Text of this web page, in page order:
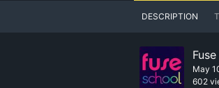
DESCRIPTION
May
602